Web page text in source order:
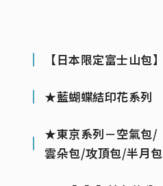
【日本限定富士山包】
★藍蝴蝶結印花系列
★東京系列－空氣包/
雲朵包/攻頂包/半月包